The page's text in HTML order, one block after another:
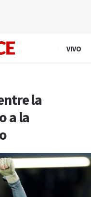
VIVO
la
a la